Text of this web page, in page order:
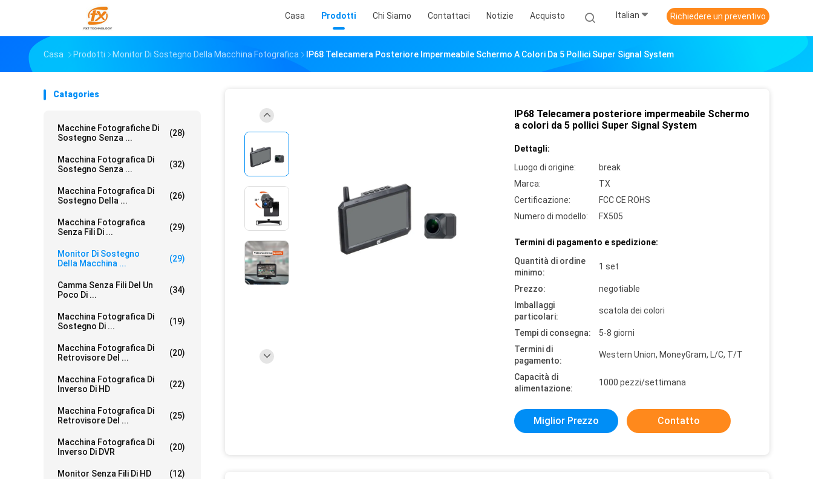
Casa Prodotti Chi Siamo Contattaci Notizie Acquisto Italian Richiedere un preventivo
Casa Prodotti Monitor Di Sostegno Della Macchina Fotografica IP68 Telecamera Posteriore Impermeabile Schermo A Colori Da 5 Pollici Super Signal System
Catagories
Macchine Fotografiche Di
Sostegno Senza ...
(28)
Macchina Fotografica Di
Sostegno Senza ...
(32)
Macchina Fotografica Di
Sostegno Della ...
(26)
Macchina Fotografica
Senza Fili Di ...
(29)
Monitor Di Sostegno
Della Macchina ...
(29)
Camma Senza Fili Del Un
Poco Di ...
(34)
Macchina Fotografica Di
Sostegno Di ...
(19)
Macchina Fotografica Di
Retrovisore Del ...
(20)
Macchina Fotografica Di
Inverso Di HD
(22)
Macchina Fotografica Di
Retrovisore Del ...
(25)
Macchina Fotografica Di
Inverso Di DVR
(20)
Monitor Senza Fili Di HD (12)
IP68 Telecamera posteriore impermeabile Schermo
a colori da 5 pollici Super Signal System
Dettagli:
Luogo di origine:
break
Marca:
TX
Certificazione:
FCC CE ROHS
Numero di modello:
FX505
Termini di pagamento e spedizione:
Quantità di ordine
minimo:
1 set
Prezzo:
negotiable
Imballaggi
particolari:
scatola dei colori
Tempi di consegna:
5-8 giorni
Termini di
pagamento:
Western Union, MoneyGram, L/C, T/T
Capacità di
alimentazione:
1000 pezzi/settimana
Miglior Prezzo Contatto